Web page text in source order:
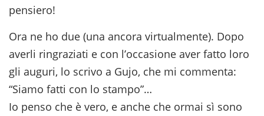
pensiero!
Ora ne ho due (una ancora virtualmente). Dopo
averli ringraziati e con l’occasione aver fatto loro
gli auguri, lo scrivo a Gujo, che mi commenta:
“Siamo fatti con lo stampo”…
Io penso che è vero, e anche che ormai sì sono